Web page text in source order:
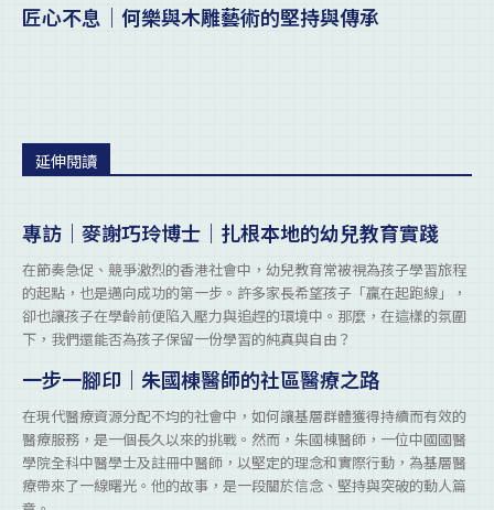
匠心不息｜何樂與木雕藝術的堅持與傳承
延伸閱讀
專訪｜麥謝巧玲博士｜扎根本地的幼兒教育實踐
在節奏急促、競爭激烈的香港社會中，幼兒教育常被視為孩子學習旅程
的起點，也是邁向成功的第一步。許多家長希望孩子「贏在起跑線」，
卻也讓孩子在學齡前便陷入壓力與追趕的環境中。那麼，在這樣的氛圍
下，我們還能否為孩子保留一份學習的純真與自由？
一步一腳印｜朱國棟醫師的社區醫療之路
在現代醫療資源分配不均的社會中，如何讓基層群體獲得持續而有效的
醫療服務，是一個長久以來的挑戰。然而，朱國棟醫師，一位中國國醫
學院全科中醫學士及註冊中醫師，以堅定的理念和實際行動，為基層醫
療帶來了一線曙光。他的故事，是一段關於信念、堅持與突破的動人篇